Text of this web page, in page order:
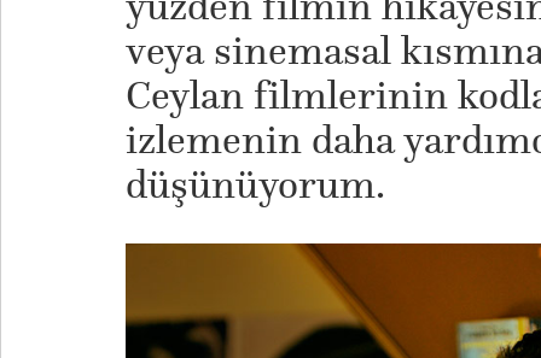
veya sinemasal
Ceylan filmlerinin
izlemenin daha
düşünüyorum.